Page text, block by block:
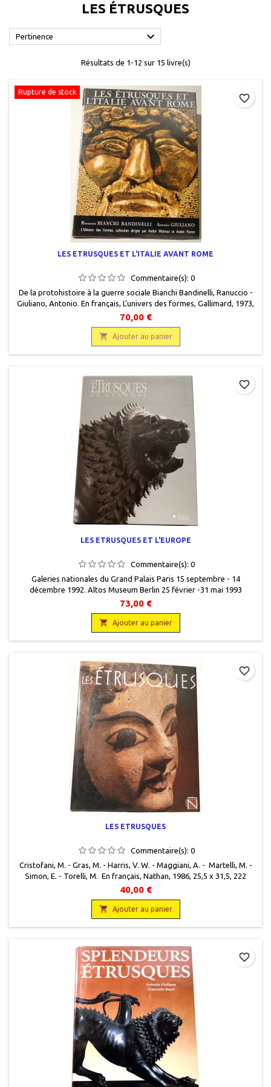
LES ÉTRUSQUES
Pertinence 
Résultats de 1-12 sur 15 livre(s)
Rupture de stock
LES ETRUSQUES ET L'ITALIE AVANT ROME
Commentaire(s): 0
De la protohistoire à la guerre sociale Bianchi Bandinelli, Ranuccio -
Giuliano, Antonio. En français, L'univers des formes, Gallimard, 1973,
22 x 28, 436 pages + cartes, relié, occasion. Très bon état, toilé
éditeur rouge, jaquette éditeur illustrée,livre protégé par une
couverture plastique .
70,00 €
 Ajouter au panier
favorite_border
LES ETRUSQUES ET L'EUROPE
Commentaire(s): 0
Galeries nationales du Grand Palais Paris 15 septembre - 14
décembre 1992. Altos Museum Berlin 25 février -31 mai 1993
Collectif. En français, Réunion des musées nationaux, 1992, 24 x
31,5, 519 pages, relié, occasion, 9782711825769. Très bon état, toilé
éditeur bleue, jaquette éditeur illustrée, livre protégé par une
couverture plastique. Epuisé...
73,00 €
 Ajouter au panier
favorite_border
LES ETRUSQUES
Commentaire(s): 0
Cristofani, M. - Gras, M. - Harris, V. W. - Maggiani, A. - Martelli, M. -
Simon, E. - Torelli, M. En français, Nathan, 1986, 25,5 x 31,5, 222
pages, relié, occasion, 9782092905500. Très bon état, reliure
cartonnée marron, jaquette éditeur illustrée, livre protégé par une
couverture plastique.
40,00 €
 Ajouter au panier
favorite_border
favorite_border